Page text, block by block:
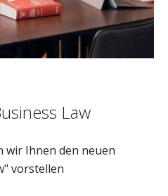
Law
Ihnen den neuen
vorstellen